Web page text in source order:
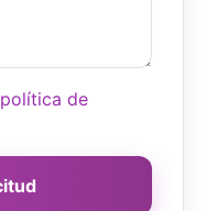
política de